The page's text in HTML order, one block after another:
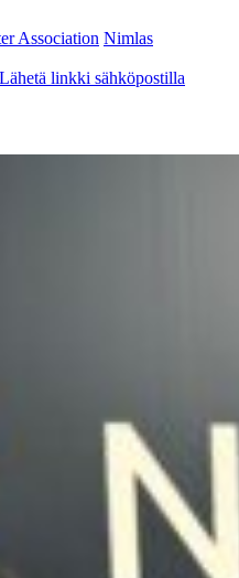
Association Nimlas
Lähetä linkki sähköpostilla